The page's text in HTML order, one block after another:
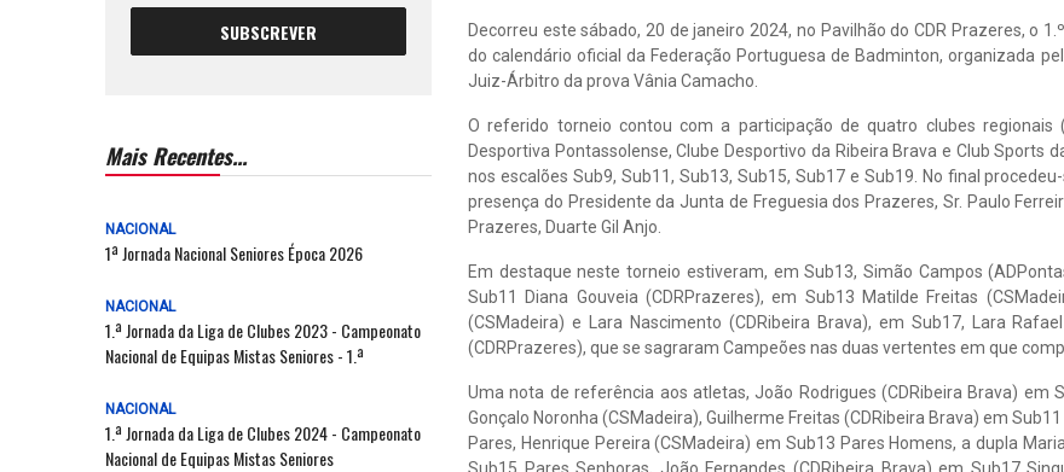
Mais Recentes...
NACIONAL
1ª Jornada Nacional Seniores Época 2026
NACIONAL
1.ª Jornada da Liga de Clubes 2023 - Campeonato
Nacional de Equipas Mistas Seniores - 1.ª
NACIONAL
1.ª Jornada da Liga de Clubes 2024 - Campeonato
Nacional de Equipas Mistas Seniores
Decorreu este sábado, 20 de janeiro 2024, no Pavilhão do CDR Prazeres, o
do calendário oficial da Federação Portuguesa de Badminton, organizada
Juiz-Árbitro da prova Vânia Camacho.
O referido torneio contou com a participação de quatro clubes regionais
Desportiva Pontassolense, Clube Desportivo da Ribeira Brava e Club
nos escalões Sub9, Sub11, Sub13, Sub15, Sub17 e Sub19. No final
presença do Presidente da Junta de Freguesia dos Prazeres, Sr. Paulo
Prazeres, Duarte Gil Anjo.
Em destaque neste torneio estiveram, em Sub13, Simão Campos
Sub11 Diana Gouveia (CDRPrazeres), em Sub13 Matilde Freitas
(CSMadeira) e Lara Nascimento (CDRibeira Brava), em Sub17, Lara
(CDRPrazeres), que se sagraram Campeões nas duas vertentes em que
Uma nota de referência aos atletas, João Rodrigues (CDRibeira Brava) em
Gonçalo Noronha (CSMadeira), Guilherme Freitas (CDRibeira Brava) em
Pares, Henrique Pereira (CSMadeira) em Sub13 Pares Homens, a dupla